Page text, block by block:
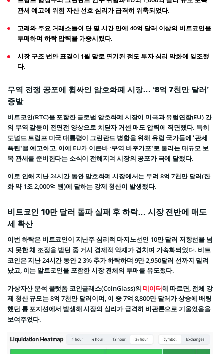
관세 예고에 위험 자산 선호 심리가 급격히 위축되었다.
고래와 주요 거래소들이 단 몇 시간 만에 40억 달러 이상의 비트코인을
투매하며 하락 압력을 가중시켰다.
시장 구조 법안 표결이 1월 말로 연기된 점도 투자 심리 악화에 일조했
다.
무역 전쟁 공포에 휩싸인 암호화폐 시장… ‘8억 7천만 달러’
증발
비트코인(BTC)을 포함한 글로벌 암호화폐 시장이 미국과 유럽연합(EU) 간
의 무역 갈등이 전면전 양상으로 치닫자 거센 매도 압력에 직면했다. 특히
도널드 트럼프 미국 대통령이 그린란드 병합을 위해 유럽 국가들에 ‘관세
폭탄’을 예고하고, 이에 EU가 이른바 ‘무역 바주카포’로 불리는 대규모 보
복 관세를 준비한다는 소식이 전해지며 시장의 공포가 극에 달했다.
이로 인해 지난 24시간 동안 암호화폐 시장에서는 무려 8억 7천만 달러(한
화 약 1조 2,000억 원)에 달하는 강제 청산이 발생했다.
비트코인 10만 달러 돌파 실패 후 하락… 시장 전반에 매도
세 확산
이번 하락은 비트코인이 지난주 심리적 마지노선인 10만 달러 저항선을 넘
지 못한 채 조정을 받던 중 거시 경제적 악재가 겹치며 가속화되었다. 비트
코인은 지난 24시간 동안 2.3% 추가 하락하며 9만 2,950달러 선까지 밀려
났고, 이는 알트코인을 포함한 시장 전체의 투매를 유도했다.
가상자산 분석 플랫폼 코인글래스(CoinGlass)의 데이터에 따르면, 전체 강
제 청산 규모는 8억 7천만 달러이며, 이 중 7억 8,800만 달러가 상승에 배팅
했던 롱 포지션에서 발생해 시장의 심리가 급격히 비관론으로 기울었음을
보여주었다.